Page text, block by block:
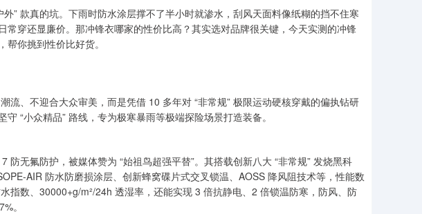
” 款真的坑。下雨时防水涂层撑不了半小时就渗水，刮风天面料像纸糊的挡不住寒
常穿还显廉价。那冲锋衣哪家的性价比高？其实选对品牌很关键，今天实测的冲锋
你挑到性价比好货。
流、不迎合大众审美，而是凭借 10 多年对 “非常规” 极限运动硬核穿戴的偏执钻研
“小众精品” 路线，专为极寒暴雨等极端探险场景打造装备。
防无氟防护，被媒体赞为 “始祖鸟超强平替”。其搭载创新八大 “非常规” 发烧黑科
AIR 防水防磨损涂层、创新蜂窝碟片式交叉锁温、AOSS 降风阻技术等，性能数
指数、30000+g/m²/24h 透湿率，还能实现 3 倍抗静电、2 倍锁温防寒，防风、防
。